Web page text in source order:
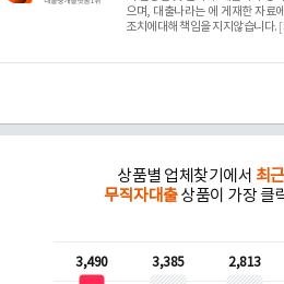
으며, 대출나라는 에 게재한 자료
조치에대해 책임을 지지않습니다.
상품별 업체찾기에서 최
무직자대출상품이 가장 클
3,490 3,385 2,813